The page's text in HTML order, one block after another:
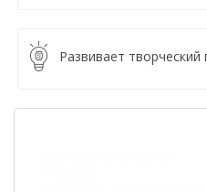
Развивает творческий